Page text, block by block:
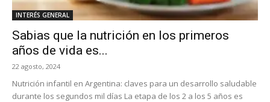
INTERÉS GENERAL
Sabias que la nutrición en los primeros
años de vida es...
22 agosto, 2024
Nutrición infantil en Argentina: claves para un desarrollo saludable
durante los segundos mil días La etapa de los 2 a los 5 años es